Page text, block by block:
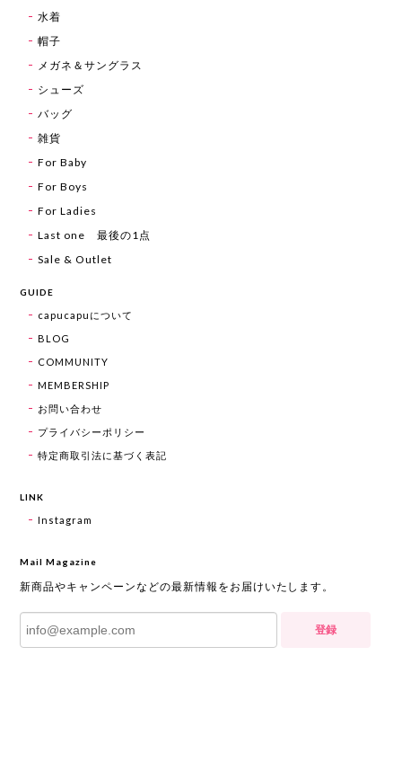
水着
帽子
メガネ＆サングラス
シューズ
バッグ
雑貨
For Baby
For Boys
For Ladies
Last one 最後の1点
Sale & Outlet
GUIDE
capucapuについて
BLOG
COMMUNITY
MEMBERSHIP
お問い合わせ
プライバシーポリシー
特定商取引法に基づく表記
LINK
Instagram
Mail Magazine
新商品やキャンペーンなどの最新情報をお届けいたします。
登録